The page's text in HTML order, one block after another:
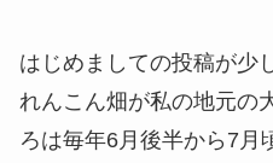
はじめましての投稿が少
れんこん畑が私の地元の
ろは毎年6月後半から7月